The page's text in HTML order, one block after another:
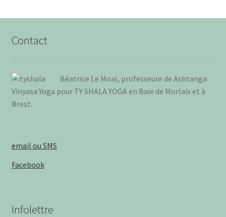
Contact
Béa­trice Le Moal, pro­fes­seure de Ash­tan­ga
Vinya­sa Yoga pour TY SHALA YOGA en Baie de Mor­laix et à
Brest.
email ou SMS
Facebook
Infolettre